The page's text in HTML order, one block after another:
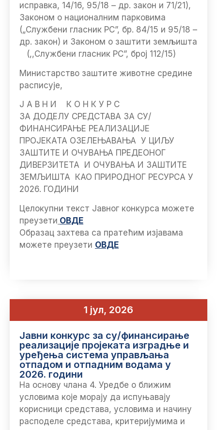
исправка, 14/16, 95/18 – др. закон и 71/21),
Законом о националним парковима
(„Службени гласник РС”, бр. 84/15 и 95/18 –
др. закон) и Законом о заштити земљишта
(,,Службени гласник РС”, број 112/15)
Министарство заштите животне средине
расписује,
Ј А В Н И К О Н К У Р С
ЗА ДОДЕЛУ СРЕДСТАВА ЗА СУ/
ФИНАНСИРАЊЕ РЕАЛИЗАЦИЈЕ
ПРОЈЕКАТА ОЗЕЛЕЊАВАЊА У ЦИЉУ
ЗАШТИТЕ И ОЧУВАЊА ПРЕДЕОНОГ
ДИВЕРЗИТЕТА И ОЧУВАЊА И ЗАШТИТЕ
ЗЕМЉИШТА КАО ПРИРОДНОГ РЕСУРСА У
2026. ГОДИНИ
Целокупни текст Јавног конкурса можете
преузети ОВДЕ
Образац захтева са пратећим изјавама
можете преузети ОВДЕ
1 јул, 2026
Јавни конкурс за су/финансирање
реализације пројеката изградње и
уређења система управљања
отпадом и отпадним водама у
2026. години
На основу члана 4. Уредбе о ближим
условима које морају да испуњавају
корисници средстава, условима и начину
расподеле средстава, критеријумима и